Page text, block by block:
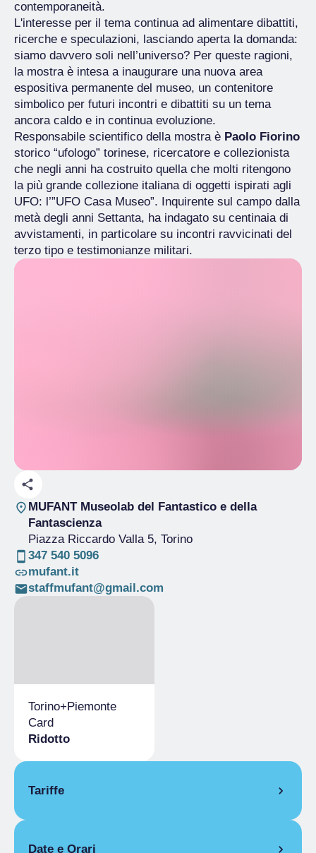
contemporaneità.
L'interesse per il tema continua ad alimentare dibattiti,
ricerche e speculazioni, lasciando aperta la domanda:
siamo davvero soli nell’universo? Per queste ragioni,
la mostra è intesa a inaugurare una nuova area
espositiva permanente del museo, un contenitore
simbolico per futuri incontri e dibattiti su un tema
ancora caldo e in continua evoluzione.
Responsabile scientifico della mostra è Paolo Fiorino
storico “ufologo” torinese, ricercatore e collezionista
che negli anni ha costruito quella che molti ritengono
la più grande collezione italiana di oggetti ispirati agli
UFO: l’”UFO Casa Museo”. Inquirente sul campo dalla
metà degli anni Settanta, ha indagato su centinaia di
avvistamenti, in particolare su incontri ravvicinati del
terzo tipo e testimonianze militari.
MUFANT Museolab del Fantastico e della
Fantascienza
Piazza Riccardo Valla 5, Torino
347 540 5096
mufant.it
staffmufant@gmail.com
Torino+​Piemonte
Card
Ridotto
Tariffe
Date e Orari